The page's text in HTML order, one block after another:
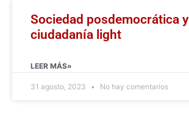
Sociedad posdemocrática y
ciudadanía light
LEER MÁS»
31 agosto, 2023 No hay comentarios